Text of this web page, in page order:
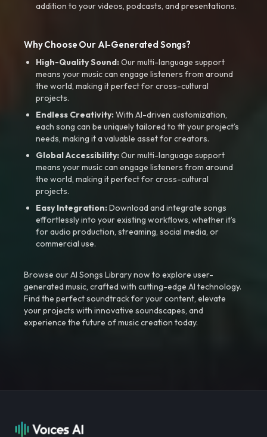
addition to your videos, podcasts, and presentations.
Why Choose Our AI-Generated Songs?
High-Quality Sound:Our multi-language support
means your music can engage listeners from around
the world, making it perfect for cross-cultural
projects.
Endless Creativity:With AI-driven customization,
each song can be uniquely tailored to fit your project’s
needs, making it a valuable asset for creators.
Global Accessibility:Our multi-language support
means your music can engage listeners from around
the world, making it perfect for cross-cultural
projects.
Easy Integration:Download and integrate songs
effortlessly into your existing workflows, whether it’s
for audio production, streaming, social media, or
commercial use.
Browse our AI Songs Library now to explore user-
generated music, crafted with cutting-edge AI technology.
Find the perfect soundtrack for your content, elevate
your projects with innovative soundscapes, and
experience the future of music creation today.